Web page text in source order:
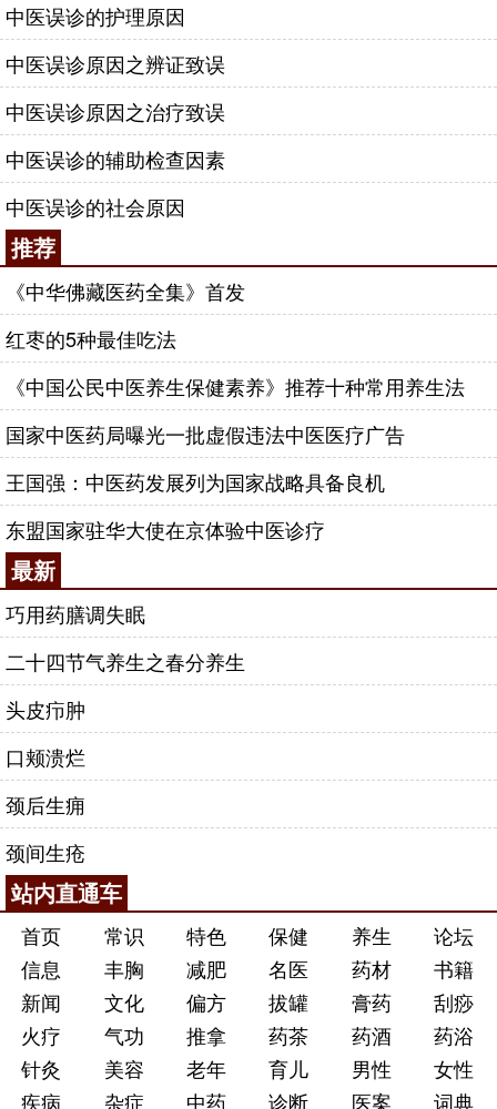
中医误诊的护理原因
中医误诊原因之辨证致误
中医误诊原因之治疗致误
中医误诊的辅助检查因素
中医误诊的社会原因
推荐
《中华佛藏医药全集》首发
红枣的5种最佳吃法
《中国公民中医养生保健素养》推荐十种常用养生法
国家中医药局曝光一批虚假违法中医医疗广告
王国强：中医药发展列为国家战略具备良机
东盟国家驻华大使在京体验中医诊疗
最新
巧用药膳调失眠
二十四节气养生之春分养生
头皮疖肿
口颊溃烂
颈后生痈
颈间生疮
站内直通车
首页 常识 特色 保健 养生
论坛
信息
丰胸 减肥 名医 药材
书籍
新闻
文化 偏方 拔罐 膏药
刮痧
火疗
气功 推拿 药茶 药酒
药浴
针灸
美容 老年 育儿 男性
女性
疾病
杂症 中药 诊断 医案 词典